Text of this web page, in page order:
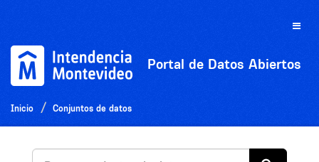
Toggle
Portal de Datos Abiertos
Inicio Conjuntos de datos